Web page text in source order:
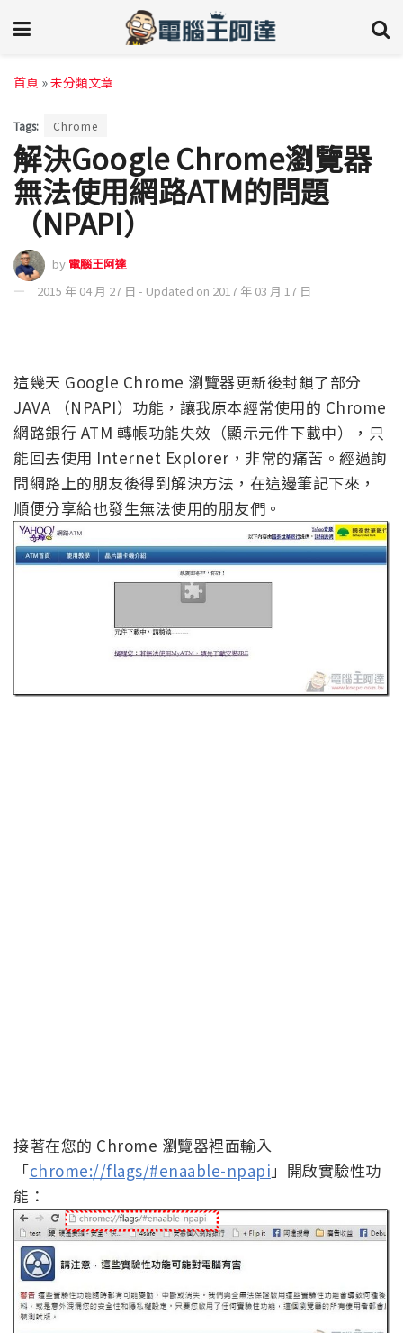
首頁 »未分類文章
Tags: Chrome
解決Google Chrome瀏覽器
無法使用網路ATM的問題
（NPAPI）
by 電腦王阿達
2015 年 04 月 27 日 - Updated on 2017 年 03 月 17 日
這幾天 Google Chrome 瀏覽器更新後封鎖了部分
JAVA （NPAPI）功能，讓我原本經常使用的 Chrome
網路銀行 ATM 轉帳功能失效（顯示元件下載中），只
能回去使用 Internet Explorer，非常的痛苦。經過詢
問網路上的朋友後得到解決方法，在這邊筆記下來，
順便分享給也發生無法使用的朋友們。
接著在您的 Chrome 瀏覽器裡面輸入
「chrome://flags/#enaable-npapi 」開啟實驗性功
能：